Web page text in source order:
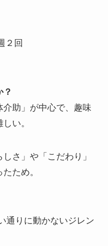
２回
助」が中心で、趣味
い。
さ」や「こだわり」
ため。
通りに動かないジレン